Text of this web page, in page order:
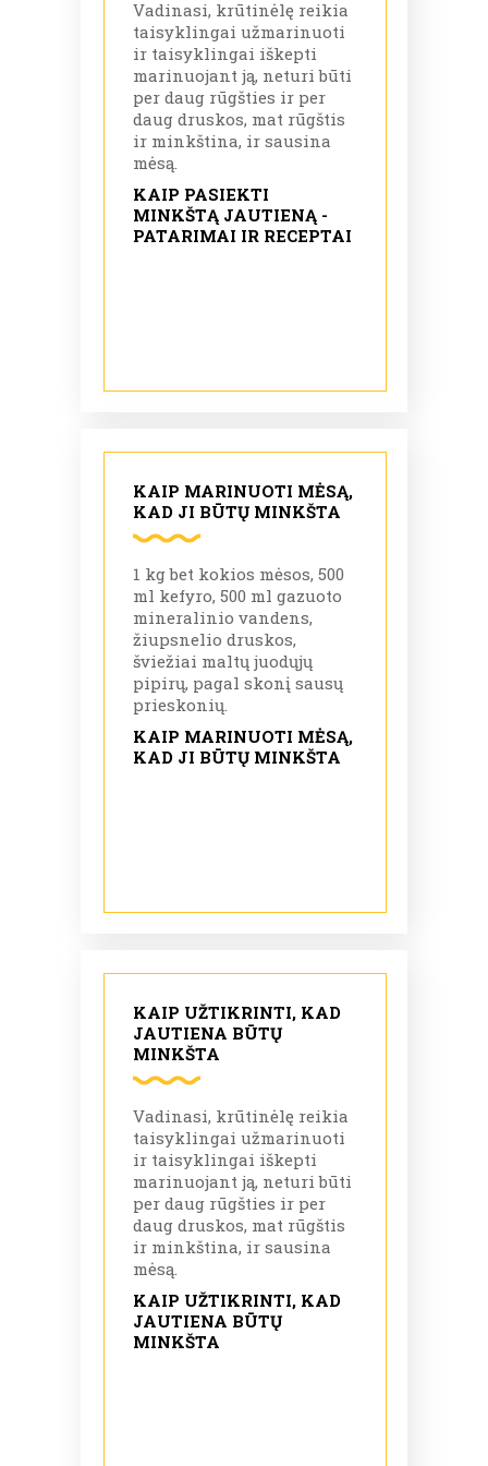
Vadinasi, krūtinėlę reikia
taisyklingai užmarinuoti
ir taisyklingai iškepti
marinuojant ją, neturi būti
per daug rūgšties ir per
daug druskos, mat rūgštis
ir minkština, ir sausina
mėsą.
KAIP PASIEKTI
MINKŠTĄ JAUTIENĄ -
PATARIMAI IR RECEPTAI
KAIP MARINUOTI MĖSĄ,
KAD JI BŪTŲ MINKŠTA
1 kg bet kokios mėsos, 500
ml kefyro, 500 ml gazuoto
mineralinio vandens,
žiupsnelio druskos,
šviežiai maltų juodųjų
pipirų, pagal skonį sausų
prieskonių.
KAIP MARINUOTI MĖSĄ,
KAD JI BŪTŲ MINKŠTA
KAIP UŽTIKRINTI, KAD
JAUTIENA BŪTŲ
MINKŠTA
Vadinasi, krūtinėlę reikia
taisyklingai užmarinuoti
ir taisyklingai iškepti
marinuojant ją, neturi būti
per daug rūgšties ir per
daug druskos, mat rūgštis
ir minkština, ir sausina
mėsą.
KAIP UŽTIKRINTI, KAD
JAUTIENA BŪTŲ
MINKŠTA